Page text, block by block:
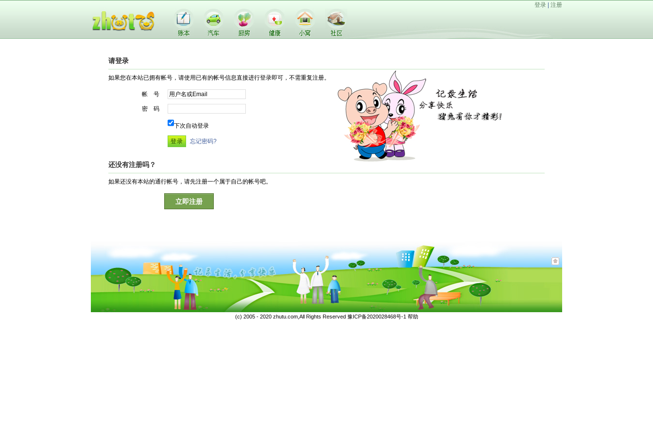
登录 注册
请登录
如果您在本站已拥有帐号，请使用已有的帐号信息直接进行登录即可，不需重复注册。
帐 号
密 码
下次自动登录
忘记密码?
还没有注册吗？
如果还没有本站的通行帐号，请先注册一个属于自己的帐号吧。
立即注册
(c) 2005 - 2020 zhutu.com,All Rights Reserved 豫ICP备2020028468号-1 帮助